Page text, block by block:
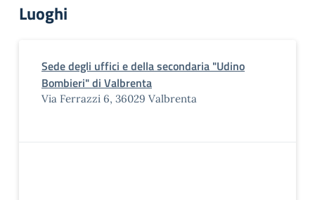
Luoghi
Sede degli uffici e della secondaria "Udino
Bombieri" di Valbrenta
Via Ferrazzi 6, 36029 Valbrenta